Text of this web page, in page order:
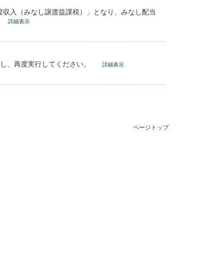
入（みなし譲渡益課税）」となり、みなし配当
詳細表示
、再度実行してください。 詳細表示
ページトップ